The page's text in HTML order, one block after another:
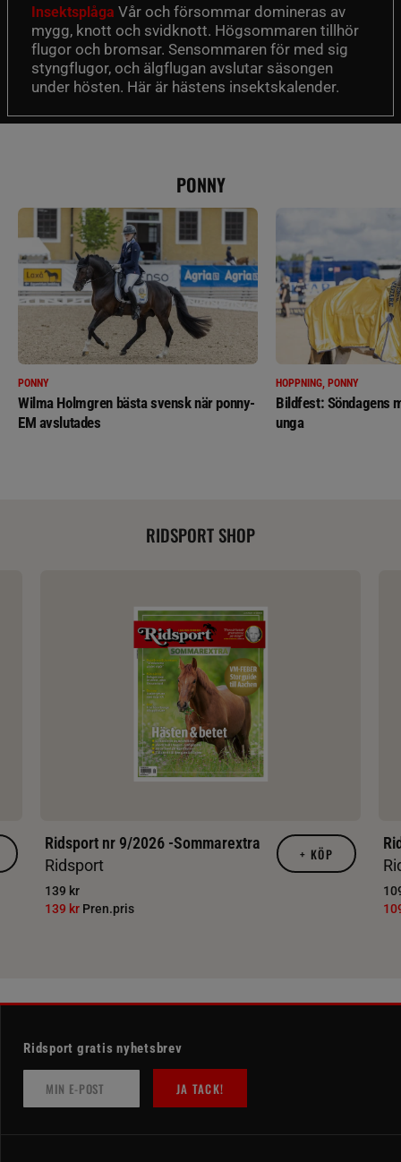
Insektsplåga Vår och försommar domineras av
mygg, knott och svidknott. Högsommaren tillhör
flugor och bromsar. Sensommaren för med sig
styngflugor, och älgflugan avslutar säsongen
under hösten. Här är hästens insektskalender.
PONNY
PONNY
Wilma Holmgren bästa svensk när ponny-
EM avslutades
HOPPNING, PONNY
Bildfest: Söndagens
unga
RIDSPORT SHOP
Ridsport nr 9/2026 -Sommarextra
Ridsport
139 kr
139 kr Pren.pris
+ KÖP
Ridsport gratis nyhetsbrev
JA TACK!